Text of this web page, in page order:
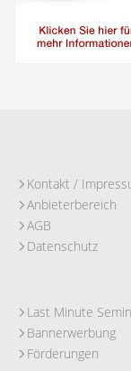
Kontakt /
Anbieterbereich
AGB
Datenschutz
Last Minute
Bannerwerbung
Förderungen